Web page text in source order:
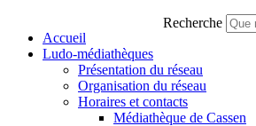
Recherche
Accueil
Ludo-médiathèques
Présentation du réseau
Organisation du réseau
Horaires et contacts
Médiathèque de Cassen